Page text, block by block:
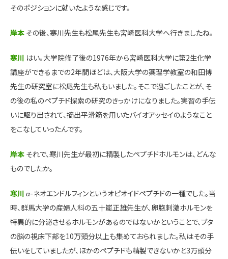
そのポジションに就いたような感じです。
岸本 その後、寒川先生も松尾先生も宮崎医科大学へ行きましたね。
寒川 はい。大学院修了後の1976年から宮崎医科大学に第2生化学
講座ができるまでの2年間ほどは、大阪大学の薬理学教室の和田博
先生の研究室に松尾先生も私もいました。そこで過ごしたことが、そ
の後の私のペプチド探索の研究のきっかけになりました。実習の手伝
いに駆り出されて、摘出平滑筋を用いたバイオアッセイのようなこと
をこなしていったんです。
岸本 それで、寒川先生が最初に精製したペプチドホルモンは、どんな
ものでしたか。
寒川 α-ネオエンドルフィンというオピオイドペプチドの一種でした。当
時、群馬大学の産婦人科の五十嵐正雄先生が、卵胞刺激ホルモンを
特異的に分泌させるホルモンがあるのではないかということで、ブタ
の脳の視床下部を10万頭分以上も集めておられました。私はその手
伝いをしていましたが、ほかのペプチドも精製できないかと3万頭分